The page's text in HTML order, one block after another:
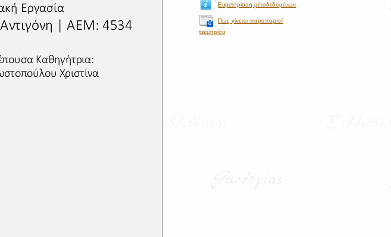
Ευρετηρίαση μεταδεδομένων
Πως γίνεται παραπομπή
τεκμηρίου